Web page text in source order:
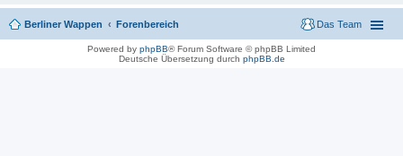
Berliner Wappen Forenbereich Das Team
Powered by phpBB® Forum Software © phpBB Limited
Deutsche Übersetzung durch phpBB.de